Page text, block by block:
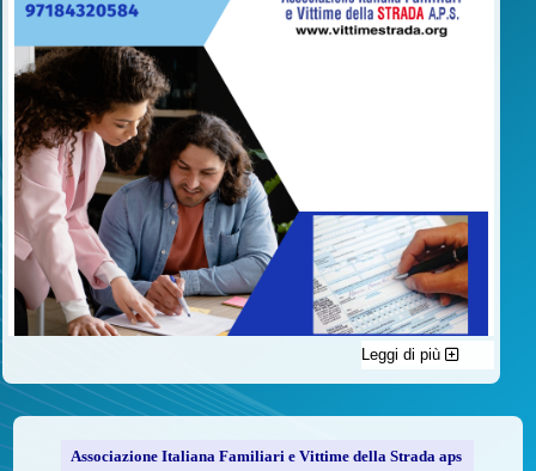
C'è un modo di contribuire alle attività dell’A.I.F.V.S. a favore
delle vittime della strada e per dare giustizia ai superstiti ed ai
loro familiari che non costa nulla: devolvere il 5 per mille della
Leggi di più
Associazione Italiana Familiari e Vittime della Strada aps